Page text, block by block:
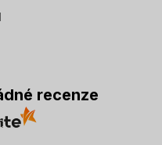
recenze